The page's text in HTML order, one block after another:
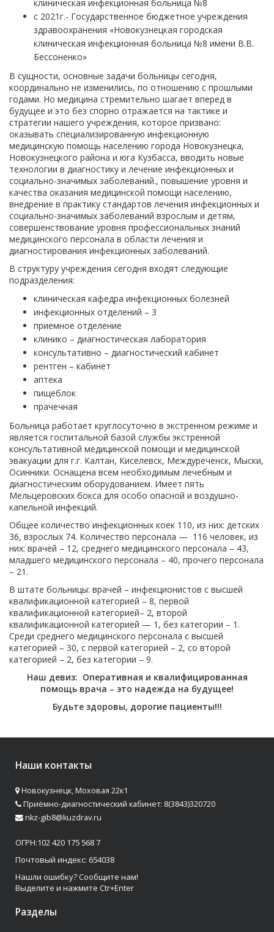
клиническая инфекционная больница №8
с 2021г.- Государственное бюджетное учреждения
здравоохранения «Новокузнецкая городская
клиническая инфекционная больница №8 имени В.В.
Бессоненко»
В сущности, основные задачи больницы сегодня,
координально не изменились, по отношению с прошлыми
годами. Но медицина стремительно шагает вперед в
будущее и это без спорно отражается на тактике и
стратегии нашего учреждения, которое призвано:
оказывать специализированную инфекционную
медицинскую помощь населению города Новокузнецка,
Новокузнецкого района и юга Кузбасса, вводить новые
технологии в диагностику и лечение инфекционных и
социально-значимых заболеваний., повышение уровня и
качества оказания медицинской помощи населению,
внедрение в практику стандартов лечения инфекционных и
социально-значимых заболеваний взрослым и детям,
совершенствование уровня профессиональных знаний
медицинского персонала в области лечения и
диагностирования инфекционных заболеваний.
В структуру учреждения сегодня входят следующие
подразделения:
клиническая кафедра инфекционных болезней
инфекционных отделений – 3
приемное отделение
клинико – диагностическая лаборатория
консультативно – диагностический кабинет
рентген – кабинет
аптека
пищеблок
прачечная
Больница работает круглосуточно в экстренном режиме и
является госпитальной базой службы экстренной
консультативной медицинской помощи и медицинской
эвакуации для г.г. Калтан, Киселевск, Междуреченск, Мыски,
Осинники. Оснащена всем необходимым лечебным и
диагностическим оборудованием. Имеет пять
Мельцеровских бокса для особо опасной и воздушно-
капельной инфекций.
Общее количество инфекционных коек 110, из них: детских
36, взрослых 74. Количество персонала — 116 человек, из
них: врачей – 12, среднего медицинского персонала – 43,
младшего медицинского персонала – 40, прочего персонала
– 21.
В штате больницы: врачей – инфекционистов с высшей
квалификационной категорией – 8, первой
квалификационной категорией– 2, второй
квалификационной категорией — 1, без категории – 1.
Среди среднего медицинского персонала с высшей
категорией – 30, с первой категорией – 2, со второй
категорией – 2, без категории – 9.
Наш девиз: Оперативная и квалифицированная
помощь врача – это надежда на будущее!
Будьте здоровы, дорогие пациенты!!!
Наши контакты
Новокузнецк, Моховая 22к1
Приёмно-диагностический кабинет: 8(3843)320720
nkz-gib8@kuzdrav.ru
ОГРН:102 420 175 568 7
Почтовый индекс: 654038
Нашли ошибку? Сообщите нам!
Выделите и нажмите Ctr+Enter
Разделы